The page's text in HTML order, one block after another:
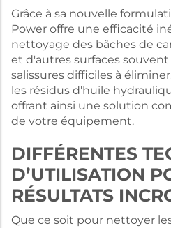
Grâce à sa nouvelle
Power offre une efficacité
nettoyage des bâches de
et d'autres surfaces souvent
salissures difficiles à
les résidus d'huile
offrant ainsi une solution
de votre équipement.
DIFFÉRENTES
D’UTILISATION
RÉSULTATS
Que ce soit pour nettoyer